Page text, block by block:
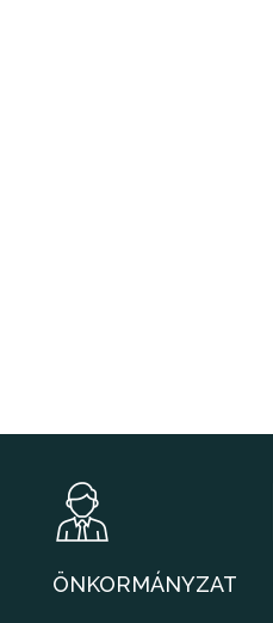
ÖNKORMÁNYZAT